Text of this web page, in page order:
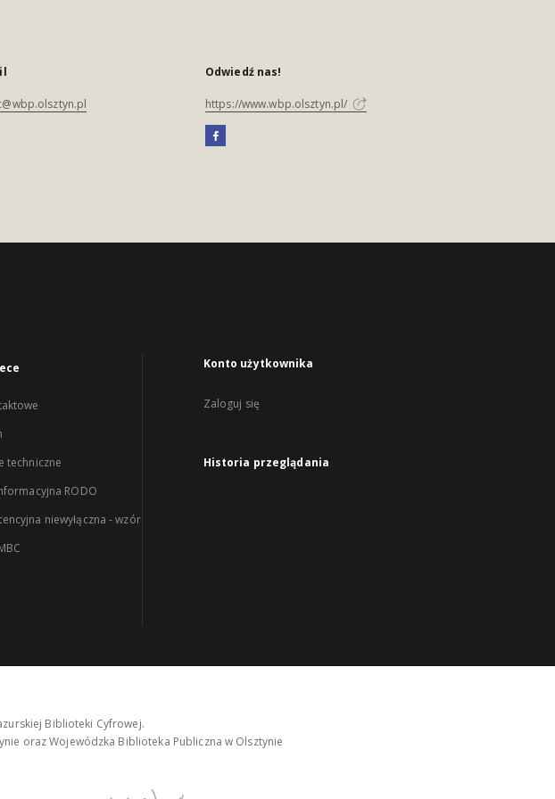
Odwiedź nas!
https://www.wbp.olsztyn.pl/
techniczne
RODO
niewyłączna - wzór
Konto użytkownika
Zaloguj się
Historia przeglądania
Biblioteki Cyfrowej.
oraz Wojewódzka Biblioteka Publiczna w Olsztynie